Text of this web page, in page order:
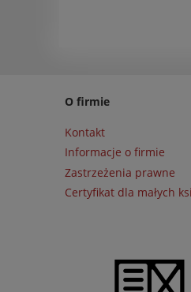
O firmie
Kontakt
Informacje o firmie
Zastrzeżenia prawne
Certyfikat dla małych